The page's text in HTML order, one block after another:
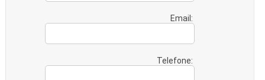
Email:
Telefone: